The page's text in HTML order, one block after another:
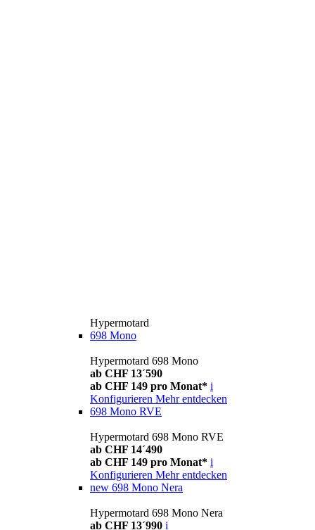
Hypermotard
698 Mono
Hypermotard 698 Mono
ab CHF 13´590
ab CHF 149 pro Monat* i
Konfigurieren Mehr entdecken
698 Mono RVE
Hypermotard 698 Mono RVE
ab CHF 14´490
ab CHF 149 pro Monat* i
Konfigurieren Mehr entdecken
new 698 Mono Nera
Hypermotard 698 Mono Nera
ab CHF 13´990 i